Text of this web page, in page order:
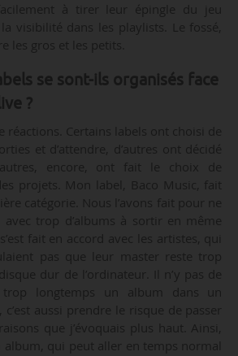
à tirer leur épingle du jeu
visibilité dans les playlists. Le fossé,
les gros et les petits.
se sont-ils organisés face
?
réactions. Certains labels ont choisi de
et d’attendre, d’autres ont décidé
encore, ont fait le choix de
projets. Mon label, Baco Music, fait
catégorie. Nous l’avons fait pour ne
avec trop d’albums à sortir en même
fait en accord avec les artistes, qui
pas que leur master reste trop
dur de l’ordinateur. Il n’y pas de
trop longtemps un album dans un
aussi prendre le risque de passer
que j’évoquais plus haut. Ainsi,
album, qui peut aller en temps normal